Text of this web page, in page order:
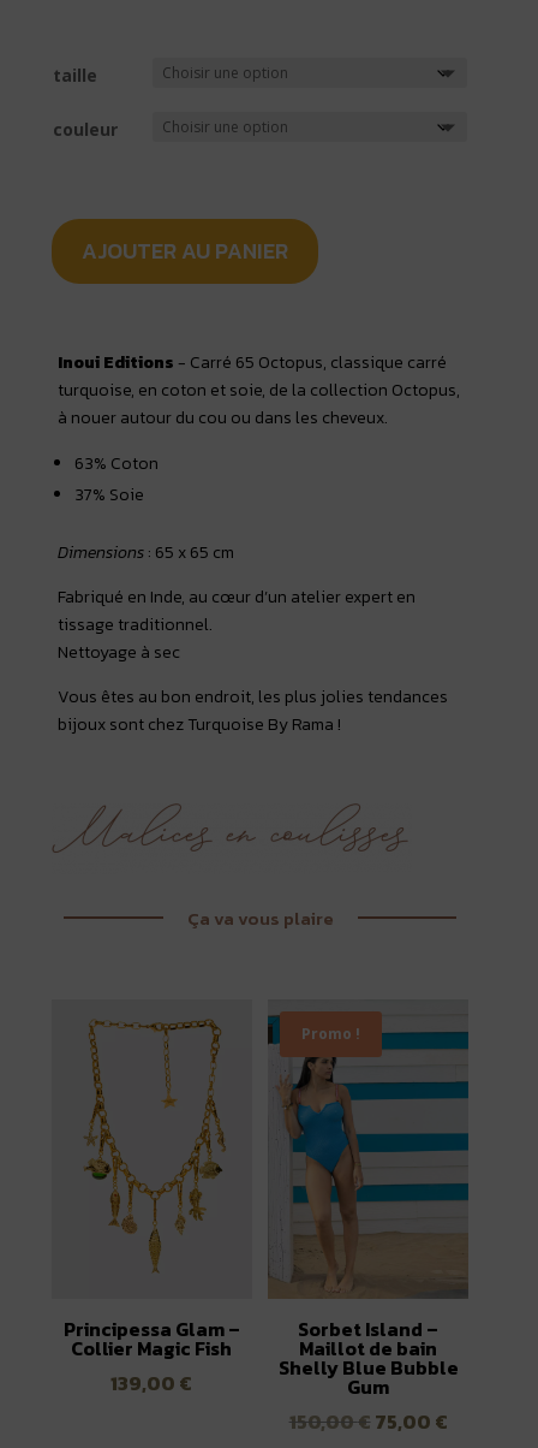
taille
couleur
AJOUTER AU PANIER
Inoui Editions - Carré 65 Octopus, classique carré
turquoise, en coton et soie, de la collection Octopus,
à nouer autour du cou ou dans les cheveux.
63% Coton
37% Soie
Dimensions: 65 x 65 cm
Fabriqué en Inde, au cœur d’un atelier expert en
tissage traditionnel.
Nettoyage à sec
Vous êtes au bon endroit, les plus jolies tendances
bijoux sont chez Turquoise By Rama !
Ça va vous plaire
Principessa Glam –
Collier Magic Fish
139,00 €
Promo !
Sorbet Island –
Maillot de bain
Shelly Blue Bubble
Gum
150,00€ Le
75,00 €Le